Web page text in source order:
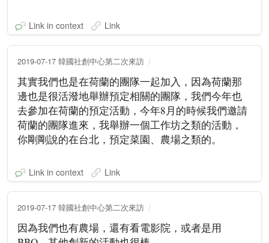
Link in context Link
2019-07-17 韓國社創中心第二次來訪
其實我們也是在荷蘭的團隊一起加入，因為荷蘭那
邊也是很活潑地舉辦預定相關的團隊，我們今年也
去參加在荷蘭的預定活動，今年8月的時候我們邀請
荷蘭的團隊進來，我舉辦一個工作坊之類的活動，
你剛剛說的在台北，預定菜園、農場之類的。
Link in context Link
2019-07-17 韓國社創中心第二次來訪
因為我們也有農場，還有看電影院，或者是用